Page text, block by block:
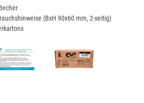
(BxH 90x60 mm, 2-seitig)